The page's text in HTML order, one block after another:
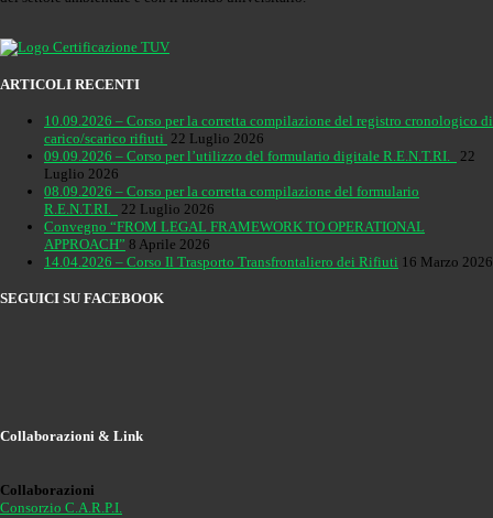
ARTICOLI RECENTI
10.09.2026 – Corso per la corretta compilazione del registro cronologico di
carico/scarico rifiuti 22 Luglio 2026
09.09.2026 – Corso per l’utilizzo del formulario digitale R.E.N.T.RI.
22
Luglio 2026
08.09.2026 – Corso per la corretta compilazione del formulario
R.E.N.T.RI.
22 Luglio 2026
Convegno “FROM LEGAL FRAMEWORK TO OPERATIONAL
APPROACH” 8 Aprile 2026
14.04.2026 – Corso Il Trasporto Transfrontaliero dei Rifiuti 16 Marzo 2026
SEGUICI SU FACEBOOK
Collaborazioni & Link
Collaborazioni
Consorzio C.A.R.P.I.